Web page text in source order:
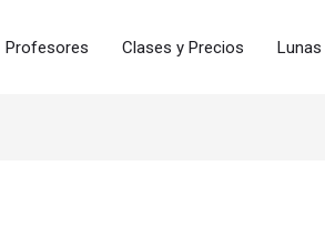
Profesores Clases y Precios Lunas